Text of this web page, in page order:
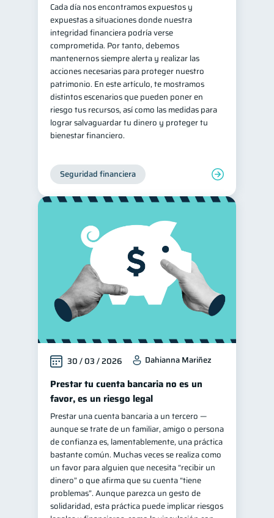
información financiera 1
Cada día nos encontramos expuestos y
expuestas a situaciones donde nuestra
integridad financiera podría verse
comprometida. Por tanto, debemos
mantenernos siempre alerta y realizar las
acciones necesarias para proteger nuestro
patrimonio. En este artículo, te mostramos
distintos escenarios que pueden poner en
riesgo tus recursos, así como las medidas para
lograr salvaguardar tu dinero y proteger tu
bienestar financiero.
Seguridad financiera
30 / 03 / 2026 Dahianna Mariñez
Prestar tu cuenta bancaria no es un
favor, es un riesgo legal
Prestar una cuenta bancaria a un tercero —
aunque se trate de un familiar, amigo o persona
de confianza es, lamentablemente, una práctica
bastante común. Muchas veces se realiza como
un favor para alguien que necesita “recibir un
dinero” o que afirma que su cuenta “tiene
problemas”. Aunque parezca un gesto de
solidaridad, esta práctica puede implicar riesgos